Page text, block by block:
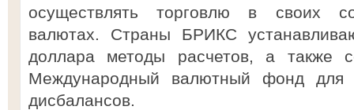
осуществлять торговлю в своих
валютах. Страны БРИКС
доллара методы расчетов, а также
Международный валютный фонд для
дисбалансов.